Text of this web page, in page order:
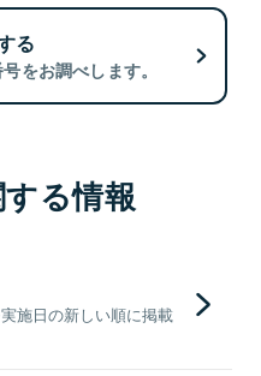
る
をお調べします。
る情報
施日の新しい順に掲載